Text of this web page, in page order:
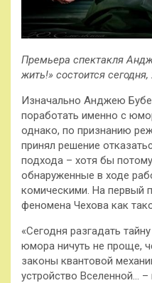
Премьера спектакля
жить!» состоится
Изначально Анджею
поработать именно с
однако, по признанию
принял решение
подхода – хотя бы
обнаруженные в ходе
комическими. На первый
феномена Чехова как
«Сегодня разгадать
юмора ничуть не проще,
законы квантовой
устройство Вселенной…